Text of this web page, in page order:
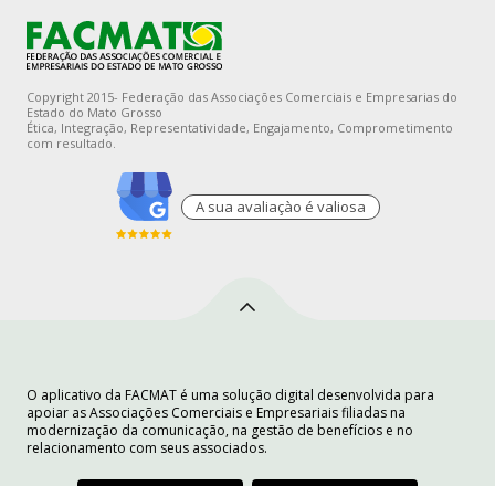
Copyright 2015- Federação das Associações Comerciais e Empresarias do
Estado do Mato Grosso
Ética, Integração, Representatividade, Engajamento, Comprometimento
com resultado.
A sua avaliaçào é valiosa
O aplicativo da FACMAT é uma solução digital desenvolvida para
apoiar as Associações Comerciais e Empresariais filiadas na
modernização da comunicação, na gestão de benefícios e no
relacionamento com seus associados.